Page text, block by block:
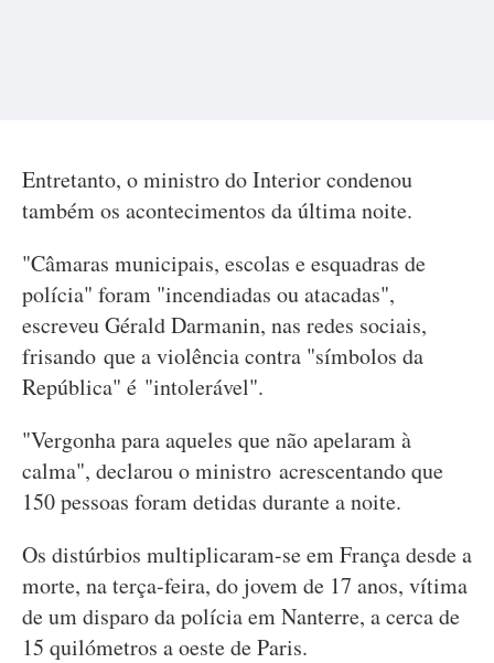
Entretanto, o ministro do Interior condenou
também os acontecimentos da última noite.
"Câmaras municipais, escolas e esquadras de
polícia" foram "incendiadas ou atacadas",
escreveu Gérald Darmanin, nas redes sociais,
frisando que a violência contra "símbolos da
República" é "intolerável".
"Vergonha para aqueles que não apelaram à
calma", declarou o ministro acrescentando que
150 pessoas foram detidas durante a noite.
Os distúrbios multiplicaram-se em França desde a
morte, na terça-feira, do jovem de 17 anos, vítima
de um disparo da polícia em Nanterre, a cerca de
15 quilómetros a oeste de Paris.